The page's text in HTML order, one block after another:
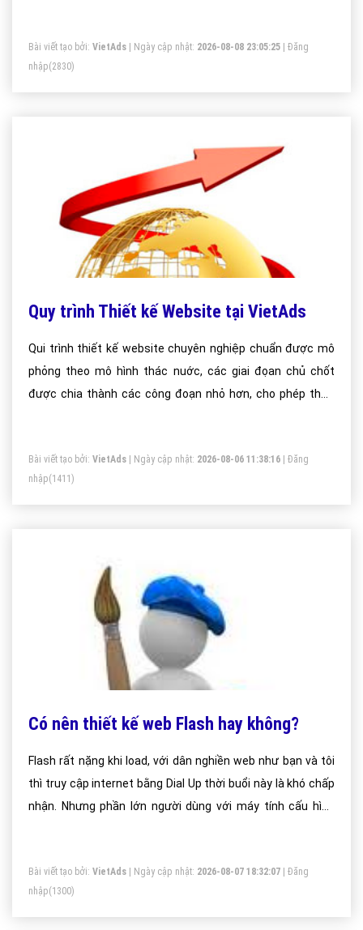
Bài viết tạo bởi: VietAds | Ngày cập nhật: 2026-08-08 23:05:25
Đăng
nhập(2830)
Quy trình Thiết kế Website tại VietAds
Qui trình thiết kế website chuyên nghiệp chuẩn được mô
phỏng theo mô hình thác nuớc, các giai đọan chủ chốt
được chia thành các công đoạn nhỏ hơn, cho phép thực
Bài viết tạo bởi: VietAds | Ngày cập nhật: 2026-08-06 11:38:16
Đăng
nhập(1411)
Có nên thiết kế web Flash hay không?
Flash rất nặng khi load, với dân nghiền web như bạn và tôi
thì truy cập internet bằng Dial Up thời buổi này là khó chấp
nhận. Nhưng phần lớn người dùng với máy tính cấu hình
Bài viết tạo bởi: VietAds | Ngày cập nhật: 2026-08-07 18:32:07
Đăng
nhập(1300)